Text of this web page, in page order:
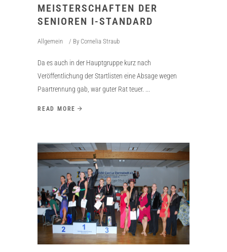
MEISTERSCHAFTEN DER
SENIOREN I-STANDARD
Allgemein By Cornelia Straub
Da es auch in der Hauptgruppe kurz nach
Veröffentlichung der Startlisten eine Absage wegen
Paartrennung gab, war guter Rat teuer.
READ MORE